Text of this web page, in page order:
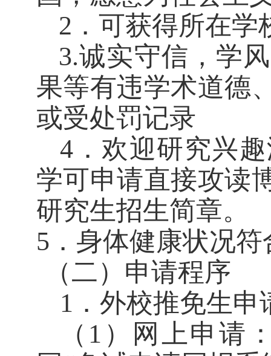
2 ．可获得所在
3.诚实守信，学
果等有违学术道德
或受处罚记录
4 ．欢迎研究兴
学可申请直接攻读
研究生招生简章。
5 ．身体健康状况
（二）申请程序
1 ．外校推免生
（ 1 ）网上申请